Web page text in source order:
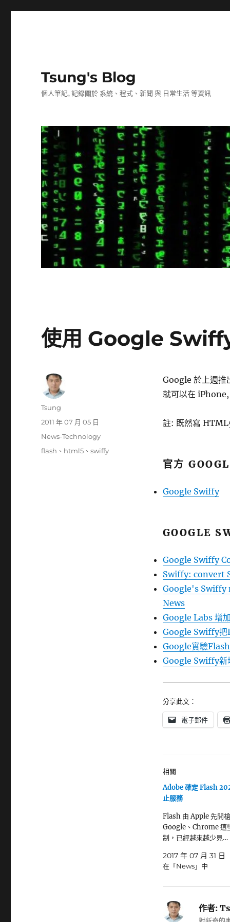
Tsung's Blog
個人筆記, 記錄關於 系統、程式、新聞 與 日常生活 等資訊
使用 Google
Google 於上週
就可以在
註: 既然寫
官方
Google Swiffy
GOOGLE
Google Swiffy
Swiffy: convert
Google's Swiffy
News
Google Labs 增
Google Swiffy
Google實驗
Google Swiffy新
分享此文：
電子郵件
相關
Adobe 確定 Flash
止服務
Flash 由 Apple 先開
Google、Chrome 這
制，已經越來越少見…
2017 年 07 月 31 日
在「News」中
作者:
作
Tsung
發
期:
2011 年 07 月 05 日
分
類
News-Technology
標
flash 、 html5 、swiffy